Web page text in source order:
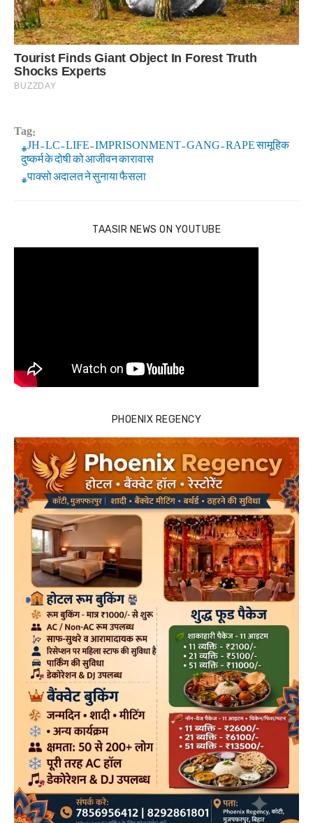
Tag:
JH-LC-LIFE-IMPRISONMENT-GANG-RAPE सामूहिक
दुष्कर्म के दोषी को आजीवन कारावास
पाक्सो अदालत ने सुनाया फैसला
TAASIR NEWS ON YOUTUBE
PHOENIX REGENCY